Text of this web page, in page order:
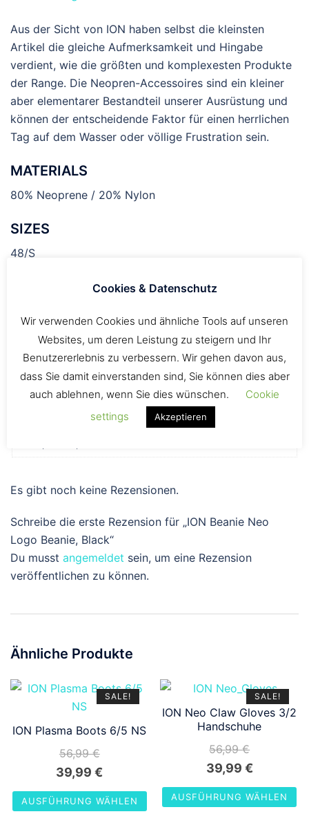
Aus der Sicht von ION haben selbst die kleinsten
Artikel die gleiche Aufmerksamkeit und Hingabe
verdient, wie die größten und komplexesten Produkte
der Range. Die Neopren-Accessoires sind ein kleiner
aber elementarer Bestandteil unserer Ausrüstung und
können der entscheidende Faktor für einen herrlichen
Tag auf dem Wasser oder völlige Frustration sein.
MATERIALS
80% Neoprene / 20% Nylon
SIZES
48/S
view sizechart
ION
Es gibt noch keine Rezensionen.
Schreibe die erste Rezension für „ION Beanie Neo
Logo Beanie, Black“
Du musst angemeldet sein, um eine Rezension
veröffentlichen zu können.
Ähnliche Produkte
SALE!
ION Plasma Boots 6/5 NS
56,99€
Ursprünglicher
Preis
39,99€
Preis
AUSFÜHRUNG WÄHLEN
SALE!
ION Neo Claw Gloves 3/2
Handschuhe
56,99€
Ursprünglicher
Preis
war:
39,99 €Aktueller
Preis
ist:
AUSFÜHRUNG WÄHLEN
Cookies & Datenschutz
Wir verwenden Cookies und ähnliche Tools auf unseren
Websites, um deren Leistung zu steigern und Ihr
Benutzererlebnis zu verbessern. Wir gehen davon aus,
dass Sie damit einverstanden sind, Sie können dies aber
auch ablehnen, wenn Sie dies wünschen.
Cookie
settings
Akzeptieren